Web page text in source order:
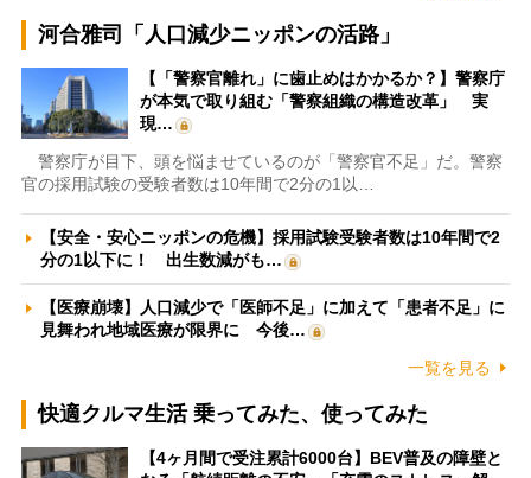
河合雅司「人口減少ニッポンの活路」
【「警察官離れ」に歯止めはかかるか？】警察庁
が本気で取り組む「警察組織の構造改革」 実
現…
警察庁が目下、頭を悩ませているのが「警察官不足」だ。警察
官の採用試験の受験者数は10年間で2分の1以…
【安全・安心ニッポンの危機】採用試験受験者数は10年間で2
分の1以下に！ 出生数減がも…
【医療崩壊】人口減少で「医師不足」に加えて「患者不足」に
見舞われ地域医療が限界に 今後…
一覧を見る
快適クルマ生活 乗ってみた、使ってみた
【4ヶ月間で受注累計6000台】BEV普及の障壁と